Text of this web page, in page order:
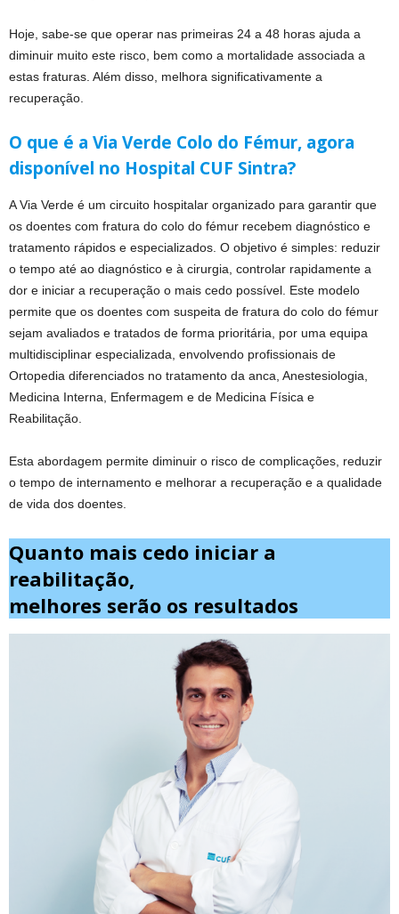
Hoje, sabe-se que operar nas primeiras 24 a 48 horas ajuda a
diminuir muito este risco, bem como a mortalidade associada a
estas fraturas. Além disso, melhora significativamente a
recuperação.
O que é a Via Verde Colo do Fémur, agora
disponível no Hospital CUF Sintra?
A Via Verde é um circuito hospitalar organizado para garantir que
os doentes com fratura do colo do fémur recebem diagnóstico e
tratamento rápidos e especializados. O objetivo é simples: reduzir
o tempo até ao diagnóstico e à cirurgia, controlar rapidamente a
dor e iniciar a recuperação o mais cedo possível. Este modelo
permite que os doentes com suspeita de fratura do colo do fémur
sejam avaliados e tratados de forma prioritária, por uma equipa
multidisciplinar especializada, envolvendo profissionais de
Ortopedia diferenciados no tratamento da anca, Anestesiologia,
Medicina Interna, Enfermagem e de Medicina Física e
Reabilitação.
Esta abordagem permite diminuir o risco de complicações, reduzir
o tempo de internamento e melhorar a recuperação e a qualidade
de vida dos doentes.
Quanto mais cedo iniciar a
reabilitação,
melhores serão os resultados